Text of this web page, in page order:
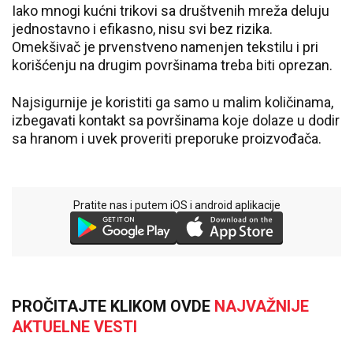
Iako mnogi kućni trikovi sa društvenih mreža deluju
jednostavno i efikasno, nisu svi bez rizika.
Omekšivač je prvenstveno namenjen tekstilu i pri
korišćenju na drugim površinama treba biti oprezan.
Najsigurnije je koristiti ga samo u malim količinama,
izbegavati kontakt sa površinama koje dolaze u dodir
sa hranom i uvek proveriti preporuke proizvođača.
Pratite nas i putem iOS i android aplikacije
PROČITAJTE KLIKOM OVDE NAJVAŽNIJE
AKTUELNE VESTI